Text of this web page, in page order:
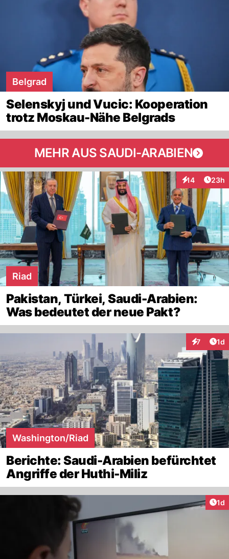
Belgrad
Selenskyj und Vucic: Kooperation
trotz Moskau-Nähe Belgrads
MEHR AUS SAUDI-ARABIEN
14
Interaktionen
23h
Riad
Pakistan, Türkei, Saudi-Arabien:
Was bedeutet der neue Pakt?
7 1d
Washington/Riad
Berichte: Saudi-Arabien befürchtet
Angriffe der Huthi-Miliz
1d